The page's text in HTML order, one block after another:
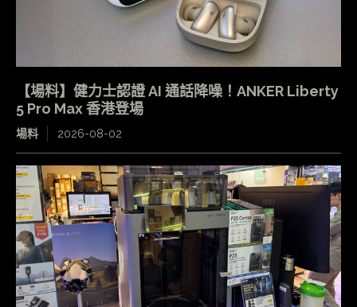
【場料】健力士認證 AI 通話降噪！ANKER Liberty
5 Pro Max 香港登場
場料 2026-08-02